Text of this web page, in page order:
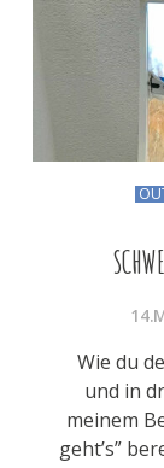
Wie du
und in
meinem
geht’s”